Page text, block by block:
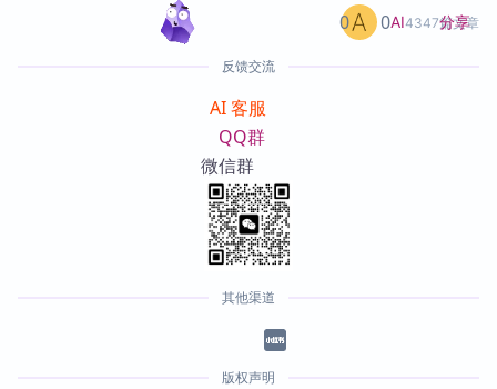
AI4347篇文章
0 0 分享
反馈交流
AI 客服
QQ群
微信群
其他渠道
版权声明